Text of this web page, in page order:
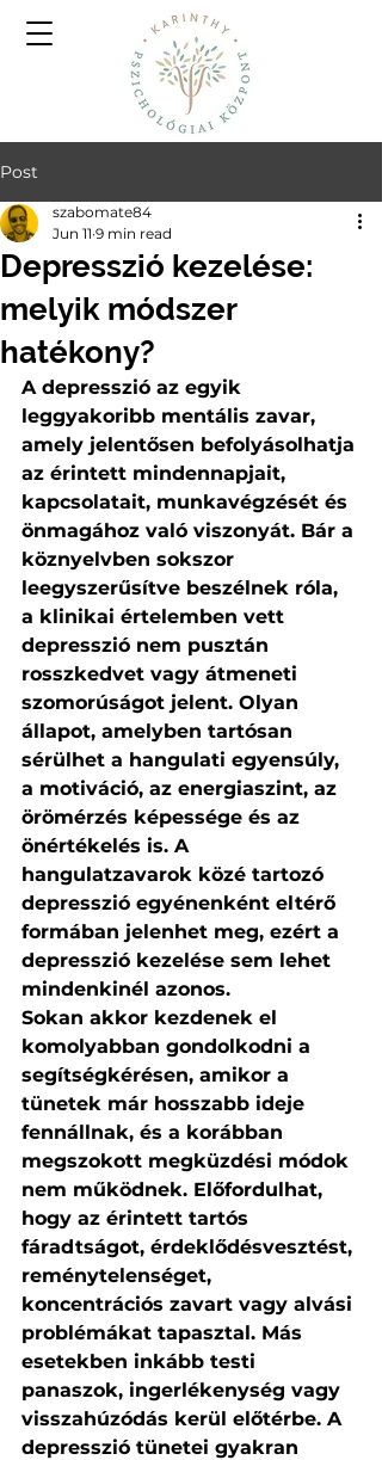
Post
Depresszió kezelése:
melyik módszer
hatékony?
szabomate84
Jun 11 9 min read
A depresszió az egyik
leggyakoribb mentális zavar,
amely jelentősen befolyásolhatja
az érintett mindennapjait,
kapcsolatait, munkavégzését és
önmagához való viszonyát. Bár a
köznyelvben sokszor
leegyszerűsítve beszélnek róla,
a klinikai értelemben vett
depresszió nem pusztán
rosszkedvet vagy átmeneti
szomorúságot jelent. Olyan
állapot, amelyben tartósan
sérülhet a hangulati egyensúly,
a motiváció, az energiaszint, az
örömérzés képessége és az
önértékelés is. A
hangulatzavarok közé tartozó
depresszió egyénenként eltérő
formában jelenhet meg, ezért a
depresszió kezelése sem lehet
mindenkinél azonos.
Sokan akkor kezdenek el
komolyabban gondolkodni a
segítségkérésen, amikor a
tünetek már hosszabb ideje
fennállnak, és a korábban
megszokott megküzdési módok
nem működnek. Előfordulhat,
hogy az érintett tartós
fáradtságot, érdeklődésvesztést,
reménytelenséget,
koncentrációs zavart vagy alvási
problémákat tapasztal. Más
esetekben inkább testi
panaszok, ingerlékenység vagy
visszahúzódás kerül előtérbe. A
depresszió tünetei gyakran